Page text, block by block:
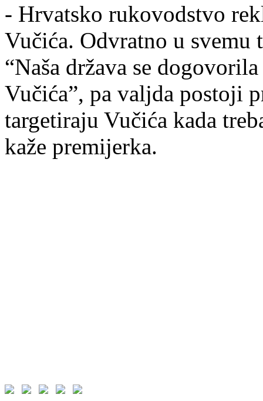
- Hrvatsko rukovodstvo
Vučića. Odvratno u
“Naša država se
Vučića”, pa valjda postoji
targetiraju Vučića kada
kaže premijerka.